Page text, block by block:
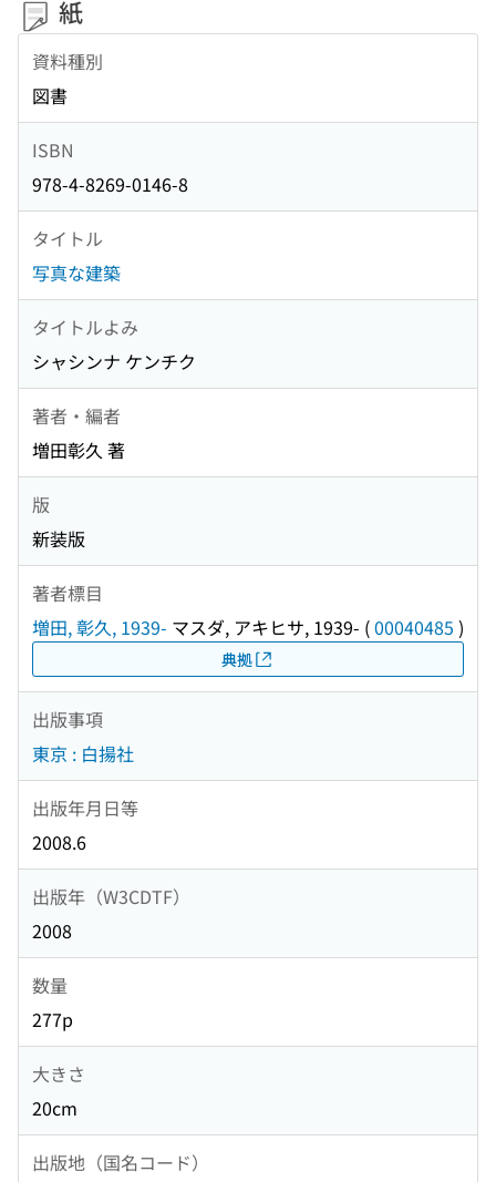
紙
資料種別
図書
ISBN
978-4-8269-0146-8
タイトル
写真な建築
タイトルよみ
シャシンナ ケンチク
著者・編者
増田彰久 著
版
新装版
著者標目
増田, 彰久, 1939- マスダ, アキヒサ, 1939- (00040485 )
典拠
出版事項
東京 : 白揚社
出版年月日等
2008.6
出版年（W3CDTF）
2008
数量
277p
大きさ
20cm
出版地（国名コード）